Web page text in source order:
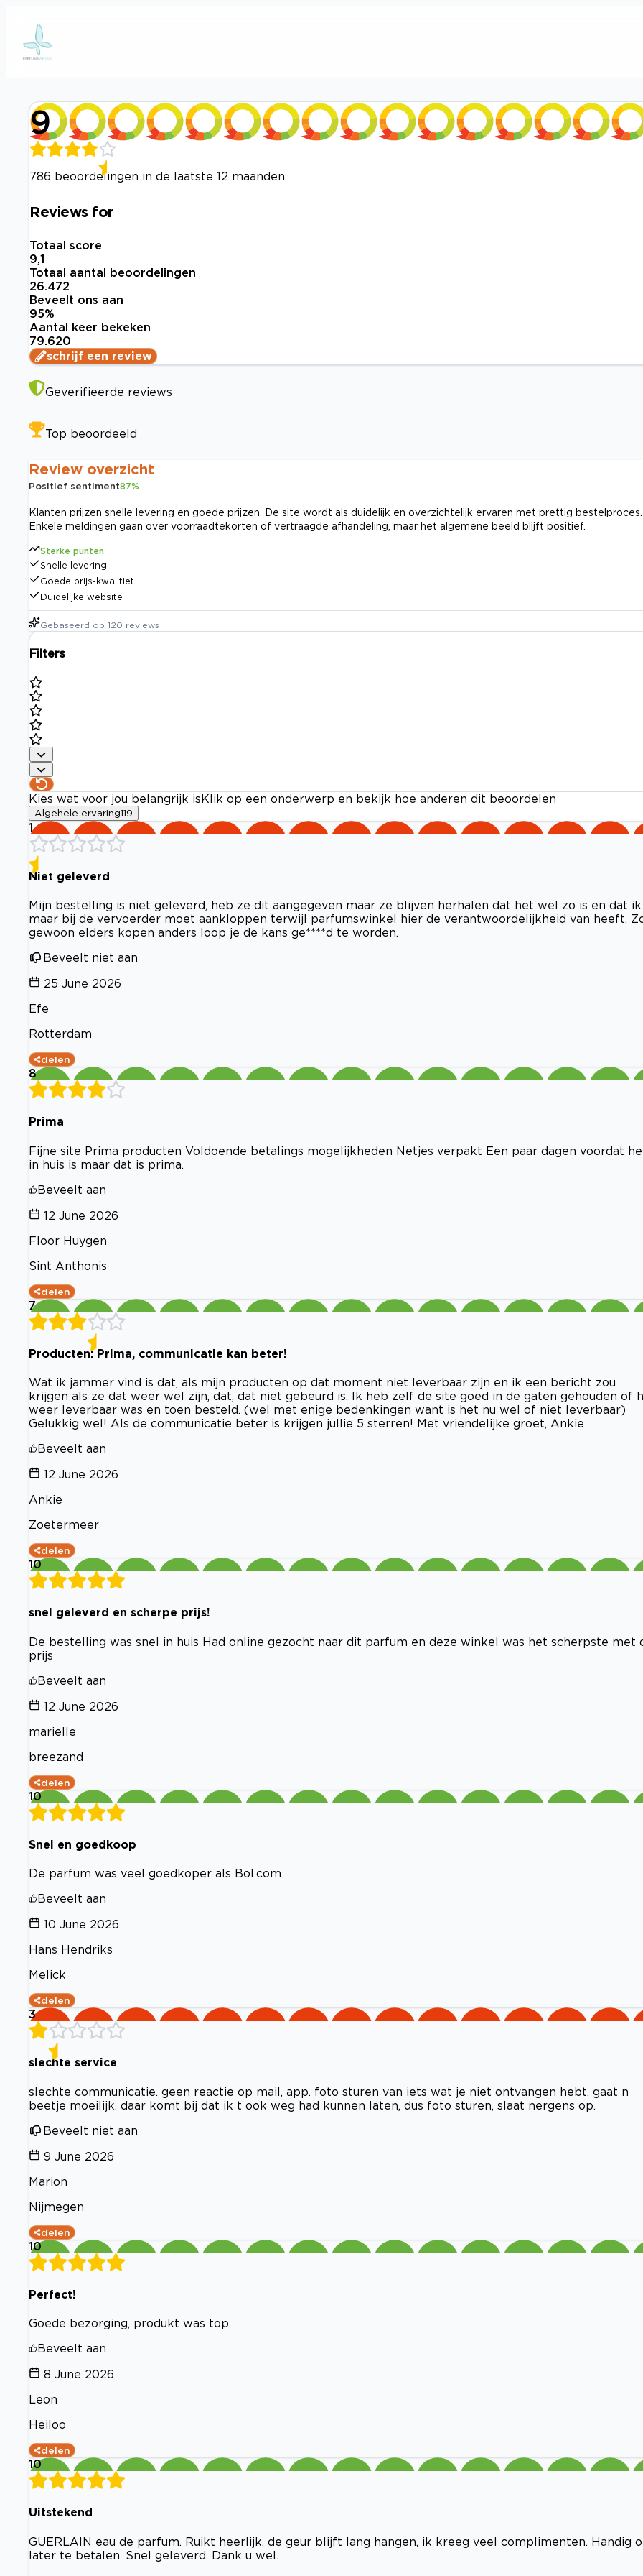
9
786 beoordelingen in de laatste 12 maanden
Reviews for
Totaal score
9,1
Totaal aantal beoordelingen
26.472
Beveelt ons aan
95%
Aantal keer bekeken
79.620
schrijf een review
Geverifieerde reviews
Top beoordeeld
Review overzicht
Positief sentiment87%
Klanten prijzen snelle levering en goede prijzen. De site wordt als duidelijk en overzichtelijk ervaren met prettig bestelproces.
Enkele meldingen gaan over voorraadtekorten of vertraagde afhandeling, maar het algemene beeld blijft positief.
Sterke punten
Snelle levering
Goede prijs-kwalitiet
Duidelijke website
Gebaseerd op 120 reviews
Filters
Kies wat voor jou belangrijk is Klik op een onderwerp en bekijk hoe anderen dit beoordelen
Algehele ervaring119
1
Niet geleverd
Mijn bestelling is niet geleverd, heb ze dit aangegeven maar ze blijven herhalen dat het wel zo is en dat ik
maar bij de vervoerder moet aankloppen terwijl parfumswinkel hier de verantwoordelijkheid van heeft.
gewoon elders kopen anders loop je de kans ge****d te worden.
Beveelt niet aan
25 June 2026
Efe
Rotterdam
delen
8
Prima
Fijne site Prima producten Voldoende betalings mogelijkheden Netjes verpakt Een paar dagen voordat
in huis is maar dat is prima.
Beveelt aan
12 June 2026
Floor Huygen
Sint Anthonis
delen
7
Producten: Prima, communicatie kan beter!
Wat ik jammer vind is dat, als mijn producten op dat moment niet leverbaar zijn en ik een bericht zou
krijgen als ze dat weer wel zijn, dat, dat niet gebeurd is. Ik heb zelf de site goed in de gaten gehouden of
weer leverbaar was en toen besteld. (wel met enige bedenkingen want is het nu wel of niet leverbaar)
Gelukkig wel! Als de communicatie beter is krijgen jullie 5 sterren! Met vriendelijke groet, Ankie
Beveelt aan
12 June 2026
Ankie
Zoetermeer
delen
10
snel geleverd en scherpe prijs!
De bestelling was snel in huis Had online gezocht naar dit parfum en deze winkel was het scherpste met
prijs
Beveelt aan
12 June 2026
marielle
breezand
delen
10
Snel en goedkoop
De parfum was veel goedkoper als Bol.com
Beveelt aan
10 June 2026
Hans Hendriks
Melick
delen
3
slechte service
slechte communicatie. geen reactie op mail, app. foto sturen van iets wat je niet ontvangen hebt, gaat n
beetje moeilijk. daar komt bij dat ik t ook weg had kunnen laten, dus foto sturen, slaat nergens op.
Beveelt niet aan
9 June 2026
Marion
Nijmegen
delen
10
Perfect!
Goede bezorging, produkt was top.
Beveelt aan
8 June 2026
Leon
Heiloo
delen
10
Uitstekend
GUERLAIN eau de parfum. Ruikt heerlijk, de geur blijft lang hangen, ik kreeg veel complimenten. Handig
later te betalen. Snel geleverd. Dank u wel.